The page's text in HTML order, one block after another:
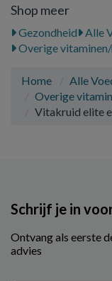
Shop meer
Gezondheid
Alle
Overige
Home
Alle
Overige
Vitakruid elite
Schrijf je in
Ontvang als eerste
advies